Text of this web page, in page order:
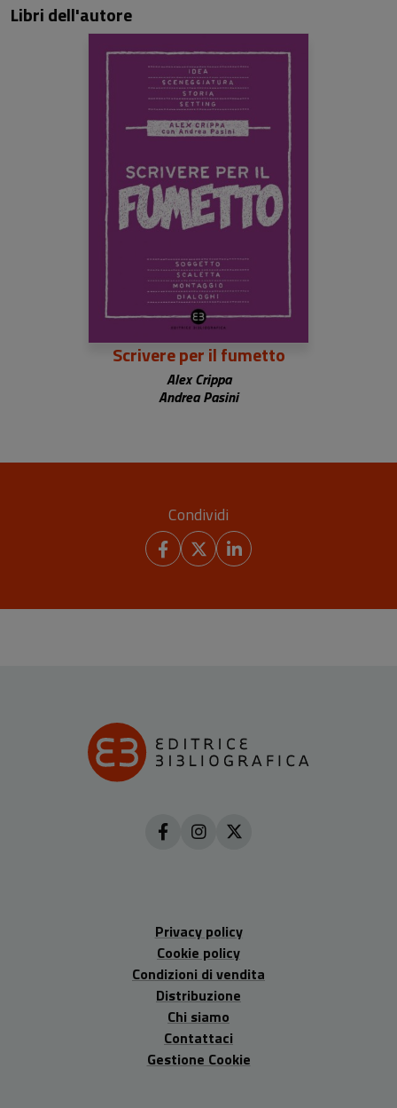
Libri dell'autore
Scrivere per il fumetto
Alex Crippa
Andrea Pasini
Condividi
Privacy policy
Cookie policy
Condizioni di vendita
Distribuzione
Chi siamo
Contattaci
Gestione Cookie